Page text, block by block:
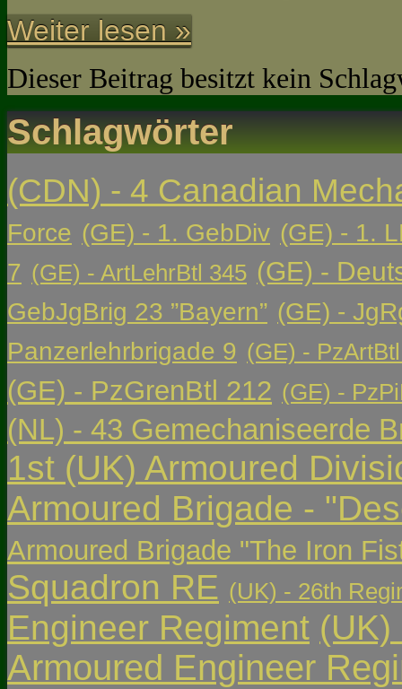
Weiter lesen »
Dieser Beitrag besitzt kein
Schlagwörter
(CDN) - 4 Canadian
Force (GE) - 1. GebDiv (GE) - 1.
7 (GE) - ArtLehrBtl 345 (GE) -
GebJgBrig 23 ”Bayern” (GE) -
Panzerlehrbrigade 9 (GE) -
(GE) - PzGrenBtl 212 (GE) -
(NL) - 43 Gemechaniseerde
1st (UK) Armoured
Armoured Brigade -
Armoured Brigade "The Iron
Squadron RE (UK) - 26th
Engineer Regiment
Armoured Engineer